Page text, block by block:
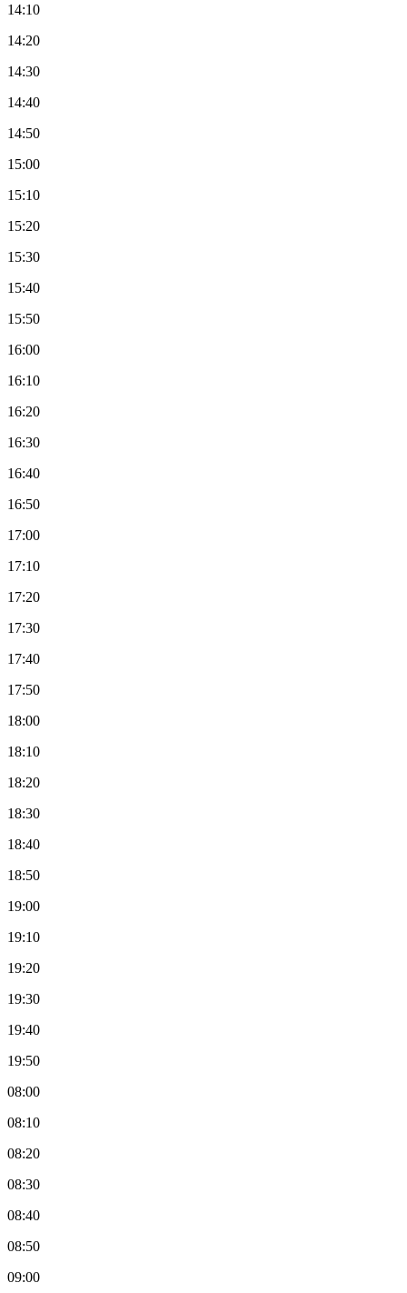
14:10
14:20
14:30
14:40
14:50
15:00
15:10
15:20
15:30
15:40
15:50
16:00
16:10
16:20
16:30
16:40
16:50
17:00
17:10
17:20
17:30
17:40
17:50
18:00
18:10
18:20
18:30
18:40
18:50
19:00
19:10
19:20
19:30
19:40
19:50
08:00
08:10
08:20
08:30
08:40
08:50
09:00